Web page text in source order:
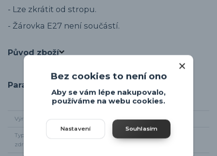
- Lze zkrátit od stropu.
- Žárovka E27 není součástí.
Původ zboží
Parametry
Výrobce
Typ světelného
zdroje
Bez cookies to není ono
Aby se vám lépe nakupovalo,
používáme na webu cookies.
Nastavení Souhlasím